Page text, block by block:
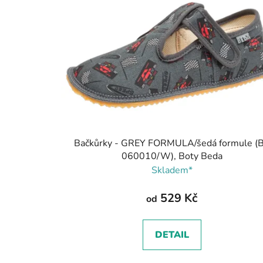
Bačkůrky - GREY FORMULA/šedá formule
060010/W), Boty Beda
Skladem*
od 529 Kč
DETAIL